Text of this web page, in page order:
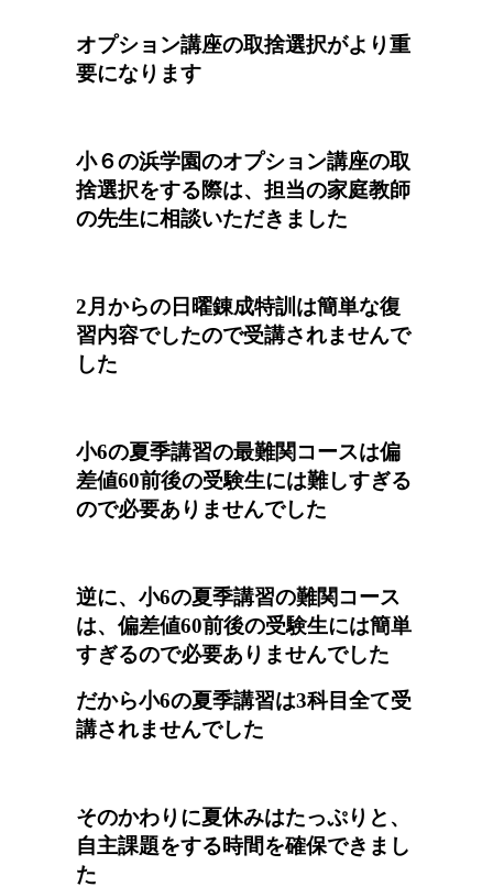
オプション講座の取捨選択がより重
要になります
小６の浜学園のオプション講座の取
捨選択をする際は、担当の家庭教師
の先生に相談いただきました
2月からの日曜錬成特訓は簡単な復
習内容でしたので受講されませんで
した
小6の夏季講習の最難関コースは偏
差値60前後の受験生には難しすぎる
ので必要ありませんでした
逆に、小6の夏季講習の難関コース
は、 偏差値60前後の受験生には簡単
すぎるので必要ありませんでした
だから小6の夏季講習は3科目全て受
講されませんでした
そのかわりに夏休みはたっぷりと、
自主課題をする時間を確保できまし
た